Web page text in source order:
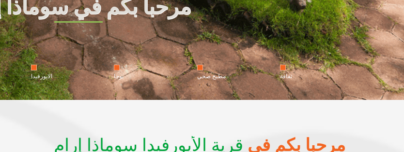
الأيورفيدا للجسم والعقل والروح
الايورفيدا يوجا مطبخ صحي ثقافة
مرحبا بكم في قرية الأيورفيدا سوماذا إرام